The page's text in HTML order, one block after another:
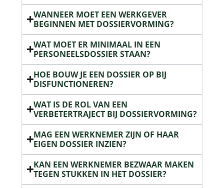
WANNEER MOET EEN WERKGEVER
BEGINNEN MET DOSSIERVORMING?
WAT MOET ER MINIMAAL IN EEN
PERSONEELSDOSSIER STAAN?
HOE BOUW JE EEN DOSSIER OP BIJ
DISFUNCTIONEREN?
WAT IS DE ROL VAN EEN
VERBETERTRAJECT BIJ DOSSIERVORMING?
MAG EEN WERKNEMER ZIJN OF HAAR
EIGEN DOSSIER INZIEN?
KAN EEN WERKNEMER BEZWAAR MAKEN
TEGEN STUKKEN IN HET DOSSIER?